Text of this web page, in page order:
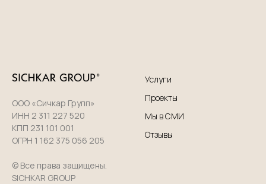
ООО «Сичкар Групп»
ИНН 2 311 227 520
КПП 231 101 001
ОГРН 1 162 375 056 205
© Все права защищены.
SICHKAR GROUP
Услуги
Проекты
Мы в СМИ
Отзывы